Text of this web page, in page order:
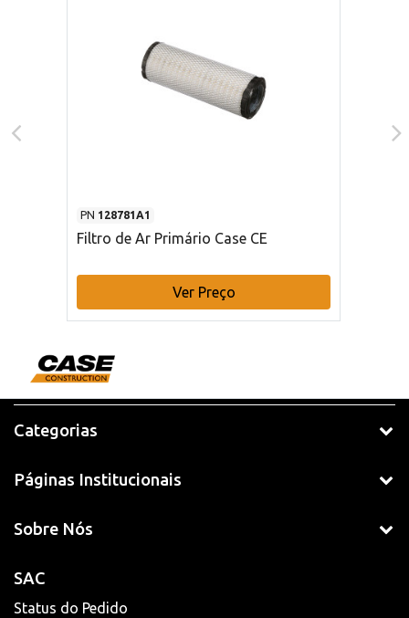
PN 128781A1
Filtro de Ar Primário Case CE
Ver Preço
Categorias
Páginas Institucionais
Sobre Nós
SAC
Status do Pedido